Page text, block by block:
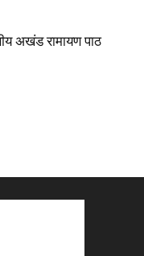
अखंड रामायण पाठ